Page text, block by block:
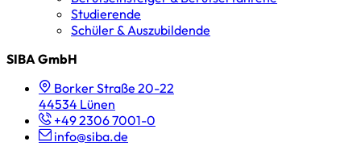
Studierende
Schüler & Auszubildende
SIBA GmbH
Borker Straße 20-22
44534 Lünen
+49 2306 7001-0
info@siba.de